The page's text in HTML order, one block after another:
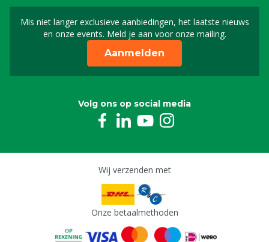
Mis niet langer exclusieve aanbiedingen, het laatste nieuws
en onze events. Meld je aan voor onze mailing.
Schrijf je in voor onze
Aanmelden
Volg ons op social media
Wij verzenden met
Onze betaalmethoden